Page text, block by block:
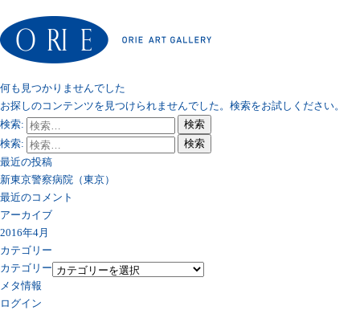
何も見つかりませんでした
お探しのコンテンツを見つけられませんでした。検索をお試しください。
検索:
検索
検索:
検索
最近の投稿
新東京警察病院（東京）
最近のコメント
アーカイブ
2016年4月
カテゴリー
カテゴリー
メタ情報
ログイン